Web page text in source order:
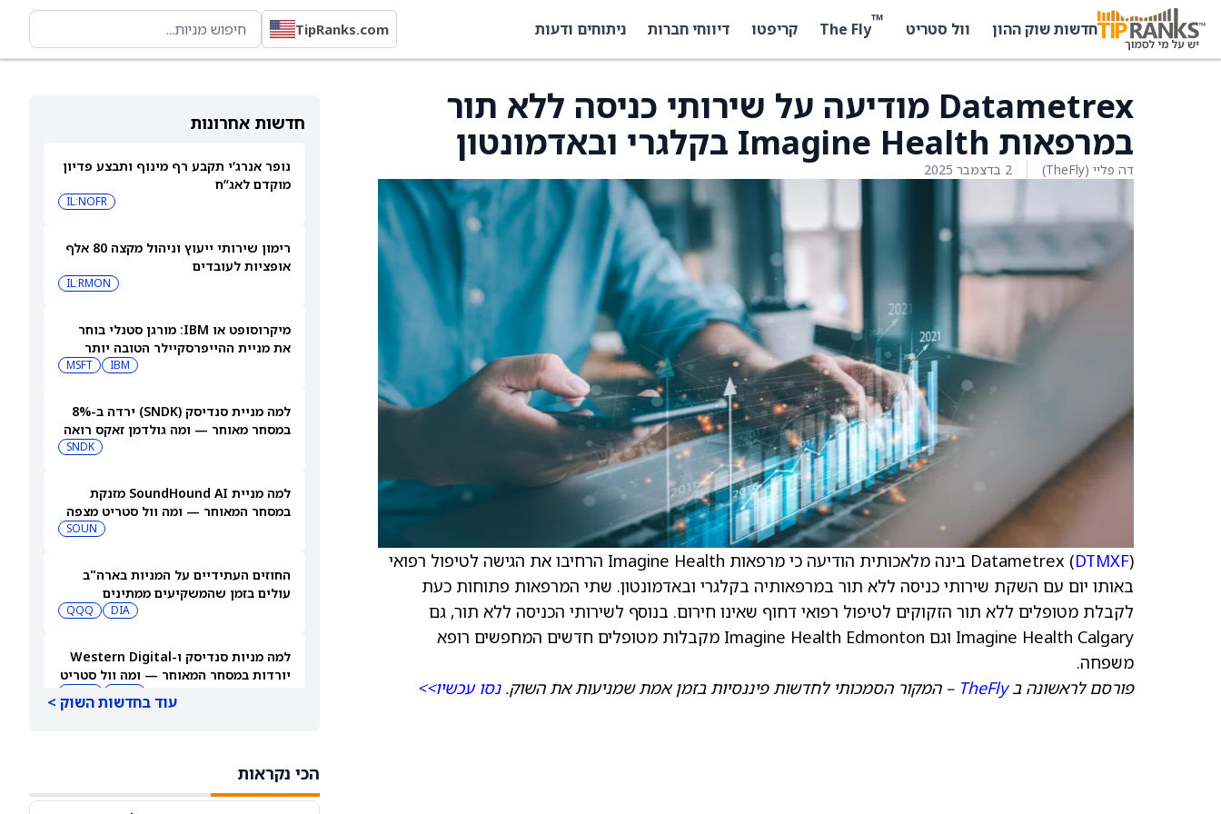
חדשות שוק ההון וול סטריט ™
The Fly קריפטו דיווחי חברות ניתוחים ודעות TipRanks.com
חדשות אחרונות
נופר אנרג’י תקבע רף מינוף ותבצע פדיון
מוקדם לאג”ח
IL:NOFR
רימון שירותי ייעוץ וניהול מקצה 80 אלף
אופציות לעובדים
IL:RMON
מיקרוסופט או IBM: מורגן סטנלי בוחר
את מניית ההייפרסקיילר הטובה יותר
IBM
MSFT
למה מניית סנדיסק (SNDK) ירדה ב-8%
במסחר מאוחר — ומה גולדמן זאקס רואה
SNDK
למה מניית SoundHound AI מזנקת
במסחר המאוחר — ומה וול סטריט מצפה
SOUN
החוזים העתידיים על המניות בארה"ב
עולים בזמן שהמשקיעים ממתינים
DIA
QQQ
למה מניות סנדיסק ו-Western Digital
יורדות במסחר המאוחר — ומה וול סטריט
עוד בחדשות השוק >
הכי נקראות
Datametrex מודיעה על שירותי כניסה ללא תור
במרפאות Imagine Health בקלגרי ובאדמונטון
דה פליי (TheFly) 2 בדצמבר 2025
Datametrex (DTMXF
) בינה מלאכותית הודיעה כי מרפאות Imagine Health הרחיבו את הגישה לטיפול רפואי
באותו יום עם השקת שירותי כניסה ללא תור במרפאותיה בקלגרי ובאדמונטון. שתי המרפאות פתוחות כעת
לקבלת מטופלים ללא תור הזקוקים לטיפול רפואי דחוף שאינו חירום. בנוסף לשירותי הכניסה ללא תור, גם
Imagine Health Calgary וגם Imagine Health Edmonton מקבלות מטופלים חדשים המחפשים רופא
משפחה.
פורסם לראשונה בTheFly – המקור הסמכותי לחדשות פיננסיות בזמן אמת שמניעות את השוק.נסו עכשיו>>